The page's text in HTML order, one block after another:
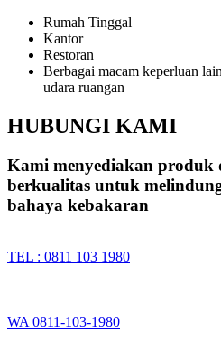
Rumah Tinggal
Kantor
Restoran
Berbagai macam keperluan
udara ruangan
HUBUNGI KAMI
Kami menyediakan produk
berkualitas untuk
bahaya kebakaran
TEL : 0811 103 1980
WA 0811-103-1980